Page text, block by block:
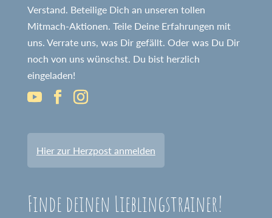
Verstand. Beteilige Dich an unseren tollen
Mitmach-Aktionen. Teile Deine Erfahrungen mit
uns. Verrate uns, was Dir gefällt. Oder was Du Dir
noch von uns wünschst. Du bist herzlich
eingeladen!
Hier zur Herzpost anmelden
Finde deinen Lieblingstrainer!